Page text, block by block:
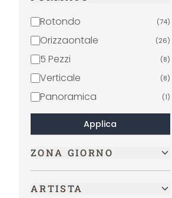
Religione e cultura
Rotondo (74)
Orizzaontale (26)
5 Pezzi (8)
Verticale (8)
Panoramica (1)
Applica
ZONA GIORNO
ARTISTA